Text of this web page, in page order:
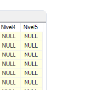
(
CRIAÇÃO E